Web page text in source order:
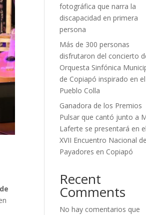
fotográfica que narra la
discapacidad en primera
persona
Más de 300 personas
disfrutaron del concierto
Orquesta Sinfónica
de Copiapó inspirado en el
Pueblo Colla
Ganadora de los Premios
Pulsar que cantó junto a
Laferte se presentará en el
XVII Encuentro Nacional de
Payadores en Copiapó
Recent
Comments
No hay comentarios que